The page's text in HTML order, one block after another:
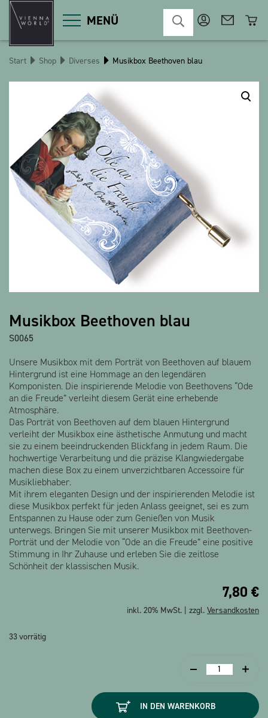
MENÜ
Produktgruppen
Kosmetik
Küche
Macart
Magnete
Pins
POS
Schlüsselanhänger
Schreibwaren
Spiele / Kinder
Textilien
bauxili
Stringlies
Start Shop Diverses Musikbox Beethoven blau
Musikbox Beethoven blau
S0065
Unsere Musikbox mit dem Porträt von Beethoven auf blauem
Hintergrund ist eine Hommage an den legendären
Komponisten. Die inspirierende Melodie von Beethovens “Ode
an die Freude” verleiht diesem Gerät eine erhebende
Atmosphäre.
Das Porträt von Beethoven auf dem blauen Hintergrund
verleiht der Musikbox eine ästhetische Anmutung und macht
sie zu einem beeindruckenden Blickfang in jedem Raum. Die
hochwertige Verarbeitung und die präzise Klangwiedergabe
machen diese Box zu einem unverzichtbaren Accessoire für
Musikliebhaber.
Mit ihrem eleganten Design und der inspirierenden Melodie ist
diese Musikbox perfekt für jeden Anlass geeignet, sei es zum
Entspannen zu Hause oder zum Genießen von Musik
unterwegs. Bringen Sie mit unserer Musikbox mit Beethoven-
Porträt und der Melodie von “Ode an die Freude” eine positive
Stimmung in Ihr Zuhause und erleben Sie die zeitlose
Schönheit der klassischen Musik.
7,80 €
inkl. 20% MwSt. | zzgl. Versandkosten
33 vorrätig
Musikbox
blau
Menge
IN DEN WARENKORB